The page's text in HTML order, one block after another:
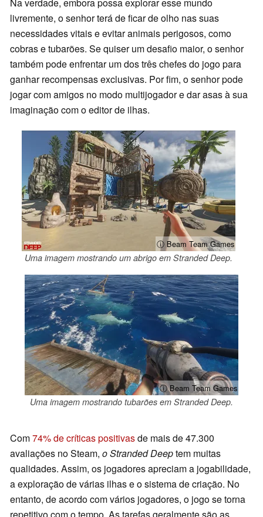
livremente, o senhor terá de ficar de olho nas suas
necessidades vitais e evitar animais perigosos, como
cobras e tubarões. Se quiser um desafio maior, o senhor
também pode enfrentar um dos três chefes do jogo para
ganhar recompensas exclusivas. Por fim, o senhor pode
jogar com amigos no modo multijogador e dar asas à sua
imaginação com o editor de ilhas.
ⓘ Beam Team Games
Uma imagem mostrando um abrigo em Stranded Deep.
ⓘ Beam Team Games
Uma imagem mostrando tubarões em Stranded Deep.
Com74% de críticas positivasde mais de 47.300
avaliações no Steam, o Stranded Deeptem muitas
qualidades. Assim, os jogadores apreciam a jogabilidade,
a exploração de várias ilhas e o sistema de criação. No
entanto, de acordo com vários jogadores, o jogo se torna